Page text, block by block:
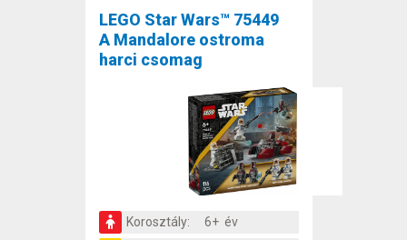
LEGO Star Wars™ 75449
A Mandalore ostroma
harci csomag
Korosztály:
6+ év